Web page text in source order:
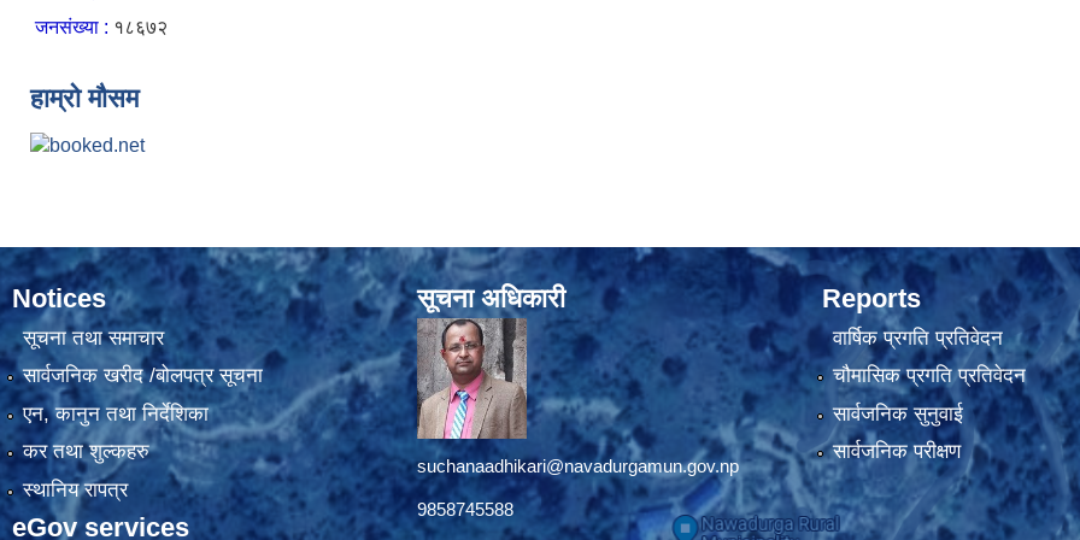
जनसंख्या : १८६७२
हाम्रो मौसम
Notices
सूचना तथा समाचार
सार्वजनिक खरीद /बोलपत्र सूचना
एन, कानुन तथा निर्देशिका
कर तथा शुल्कहरु
स्थानिय रापत्र
eGov services
सूचना अधिकारी
suchanaadhikari@navadurgamun.gov.np
9858745588
Reports
वार्षिक प्रगति प्रतिवेदन
चौमासिक प्रगति प्रतिवेदन
सार्वजनिक सुनुवाई
सार्वजनिक परीक्षण